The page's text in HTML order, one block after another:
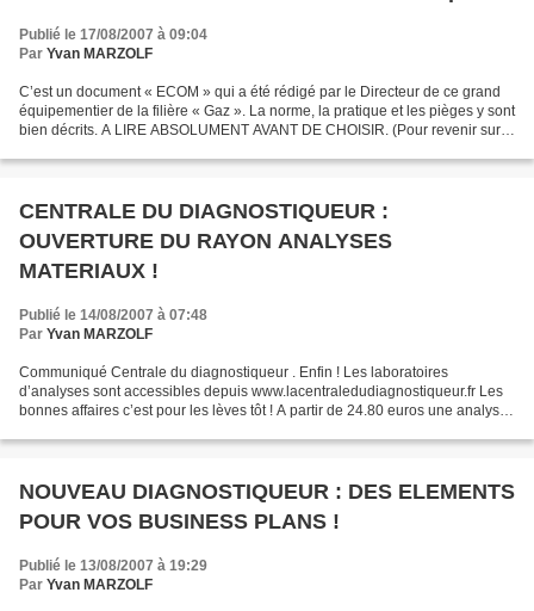
Publié le 17/08/2007 à 09:04
Par Yvan MARZOLF
C’est un document « ECOM » qui a été rédigé par le Directeur de ce grand
équipementier de la filière « Gaz ». La norme, la pratique et les pièges y sont
bien décrits. A LIRE ABSOLUMENT AVANT DE CHOISIR. (Pour revenir sur
CENTRALE DU DIAGNOSTIQUEUR :
OUVERTURE DU RAYON ANALYSES
MATERIAUX !
Publié le 14/08/2007 à 07:48
Par Yvan MARZOLF
Communiqué Centrale du diagnostiqueur . Enfin ! Les laboratoires
d’analyses sont accessibles depuis www.lacentraledudiagnostiqueur.fr Les
bonnes affaires c’est pour les lèves tôt ! A partir de 24.80 euros une analyse
NOUVEAU DIAGNOSTIQUEUR : DES ELEMENTS
POUR VOS BUSINESS PLANS !
Publié le 13/08/2007 à 19:29
Par Yvan MARZOLF